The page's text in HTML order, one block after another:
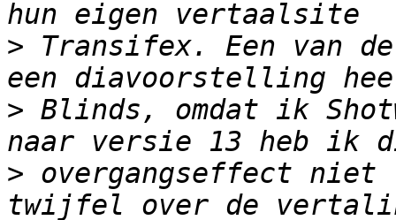
> Transifex. Een van
> Blinds, omdat ik
> overgangseffect